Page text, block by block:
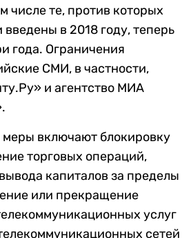
числе те, против которых
в 2018 году, теперь
года. Ограничения
СМИ, в частности,
и агентство МИА
включают блокировку
торговых операций,
капиталов за пределы
или прекращение
услуг
сетей